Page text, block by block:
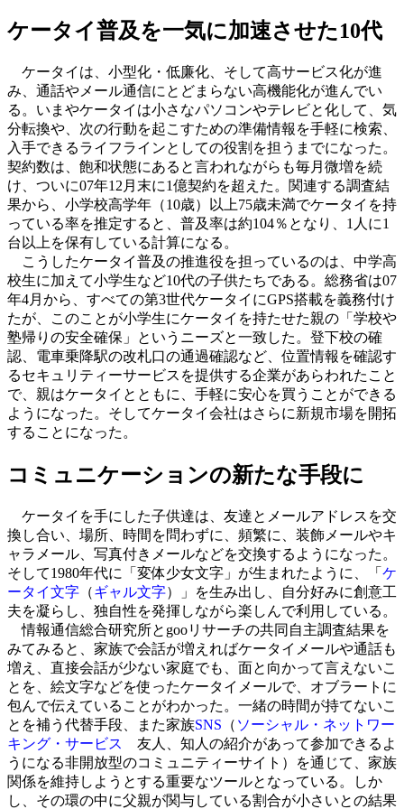
ケータイ普及を一気に加速させた10代
ケータイは、小型化・低廉化、そして高サービス化が進
み、通話やメール通信にとどまらない高機能化が進んでい
る。いまやケータイは小さなパソコンやテレビと化して、気
分転換や、次の行動を起こすための準備情報を手軽に検索、
入手できるライフラインとしての役割を担うまでになった。
契約数は、飽和状態にあると言われながらも毎月微増を続
け、ついに07年12月末に1億契約を超えた。関連する調査結
果から、小学校高学年（10歳）以上75歳未満でケータイを持
っている率を推定すると、普及率は約104％となり、1人に1
台以上を保有している計算になる。
こうしたケータイ普及の推進役を担っているのは、中学高
校生に加えて小学生など10代の子供たちである。総務省は07
年4月から、すべての第3世代ケータイにGPS搭載を義務付け
たが、このことが小学生にケータイを持たせた親の「学校や
塾帰りの安全確保」というニーズと一致した。登下校の確
認、電車乗降駅の改札口の通過確認など、位置情報を確認す
るセキュリティーサービスを提供する企業があらわれたこと
で、親はケータイとともに、手軽に安心を買うことができる
ようになった。そしてケータイ会社はさらに新規市場を開拓
することになった。
コミュニケーションの新たな手段に
ケータイを手にした子供達は、友達とメールアドレスを交
換し合い、場所、時間を問わずに、頻繁に、装飾メールやキ
ャラメール、写真付きメールなどを交換するようになった。
そして1980年代に「変体少女文字」が生まれたように、「 ケ
ータイ文字 （ギャル文字）」を生み出し、自分好みに創意工
夫を凝らし、独自性を発揮しながら楽しんで利用している。
情報通信総合研究所とgooリサーチの共同自主調査結果を
みてみると、家族で会話が増えればケータイメールや通話も
増え、直接会話が少ない家庭でも、面と向かって言えないこ
とを、絵文字などを使ったケータイメールで、オブラートに
包んで伝えていることがわかった。一緒の時間が持てないこ
とを補う代替手段、また家族SNS （ ソーシャル・ネットワー
キング・サービス
友人、知人の紹介があって参加できるよ
うになる非開放型のコミュニティーサイト）を通じて、家族
関係を維持しようとする重要なツールとなっている。しか
し、その環の中に父親が関与している割合が小さいとの結果